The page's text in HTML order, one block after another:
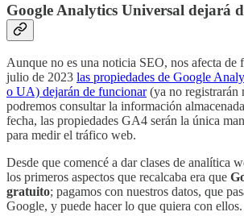
Google Analytics Universal dejará
Aunque no es una noticia SEO, nos afecta de
julio de 2023 las propiedades de Google
o UA) dejarán de funcionar(ya no registrarán
podremos consultar la información
fecha, las propiedades GA4 serán la única
para medir el tráfico web.
Desde que comencé a dar clases de analítica
los primeros aspectos que recalcaba era que
gratuito; pagamos con nuestros datos, que
Google, y puede hacer lo que quiera con ellos.